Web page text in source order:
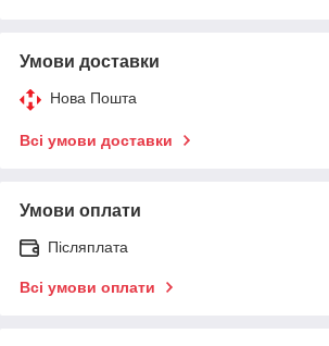
Умови доставки
Нова Пошта
Всі умови доставки
Умови оплати
Післяплата
Всі умови оплати